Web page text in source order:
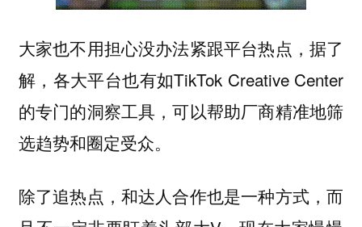
大家也不用担心没办法紧跟平台热点，据了
解，各大平台也有如TikTok Creative Center
的专门的洞察工具，可以帮助厂商精准地筛
选趋势和圈定受众。
除了追热点，和达人合作也是一种方式，而